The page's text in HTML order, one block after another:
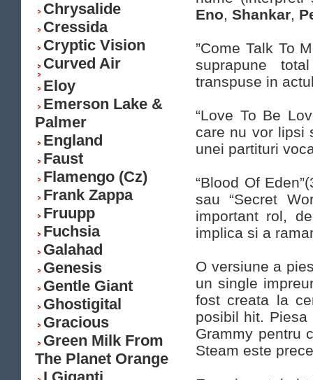
Chrysalide
Cressida
Cryptic Vision
Curved Air
Eloy
Emerson Lake &
Palmer
England
Faust
Flamengo (Cz)
Frank Zappa
Fruupp
Fuchsia
Galahad
Genesis
Gentle Giant
Ghostigital
Gracious
Green Milk From
The Planet Orange
Eno, Shankar,
”Come Talk To
suprapune
transpuse in
“Love To Be
care nu vor lipsi
unei partituri
“Blood Of
sau “Secret
important rol,
implica si a
O versiune a
un single
fost creata la
posibil hit.
Grammy pentru
Steam este